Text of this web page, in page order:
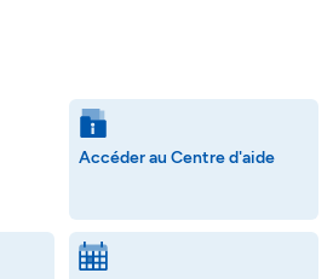
Accéder au Centre d'aide